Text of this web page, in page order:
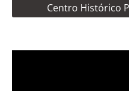
Centro Histórico